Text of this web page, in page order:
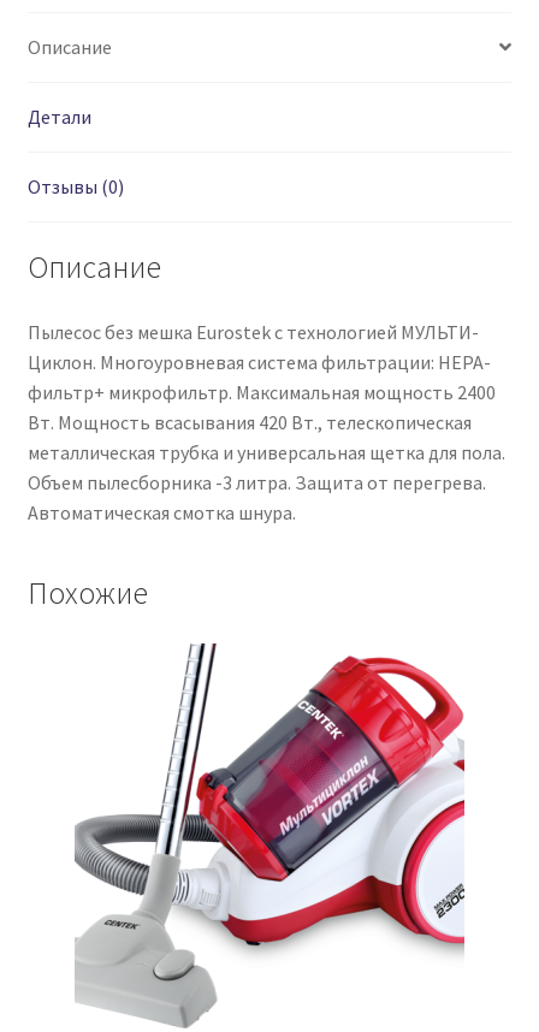
Описание
Детали
Отзывы (0)
Описание
Пылесос без мешка Eurostek с технологией МУЛЬТИ-
Циклон. Многоуровневая система фильтрации: HEPA-
фильтр+ микрофильтр. Максимальная мощность 2400
Вт. Мощность всасывания 420 Вт., телескопическая
металлическая трубка и универсальная щетка для пола.
Объем пылесборника -3 литра. Защита от перегрева.
Автоматическая смотка шнура.
Похожие